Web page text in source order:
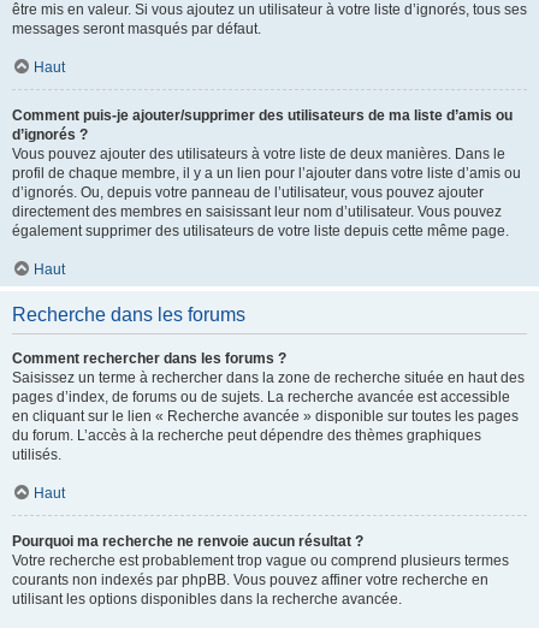
être mis en valeur. Si vous ajoutez un utilisateur à votre liste d’ignorés, tous ses
messages seront masqués par défaut.
Haut
Comment puis-je ajouter/supprimer des utilisateurs de ma liste d’amis ou
d’ignorés ?
Vous pouvez ajouter des utilisateurs à votre liste de deux manières. Dans le
profil de chaque membre, il y a un lien pour l’ajouter dans votre liste d’amis ou
d’ignorés. Ou, depuis votre panneau de l’utilisateur, vous pouvez ajouter
directement des membres en saisissant leur nom d’utilisateur. Vous pouvez
également supprimer des utilisateurs de votre liste depuis cette même page.
Haut
Recherche dans les forums
Comment rechercher dans les forums ?
Saisissez un terme à rechercher dans la zone de recherche située en haut des
pages d’index, de forums ou de sujets. La recherche avancée est accessible
en cliquant sur le lien « Recherche avancée » disponible sur toutes les pages
du forum. L’accès à la recherche peut dépendre des thèmes graphiques
utilisés.
Haut
Pourquoi ma recherche ne renvoie aucun résultat ?
Votre recherche est probablement trop vague ou comprend plusieurs termes
courants non indexés par phpBB. Vous pouvez affiner votre recherche en
utilisant les options disponibles dans la recherche avancée.